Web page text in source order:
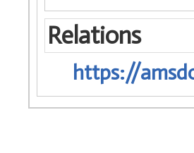
Relations
https://